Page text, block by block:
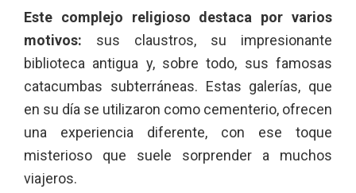
Este complejo religioso destaca por varios
motivos: sus claustros, su impresionante
biblioteca antigua y, sobre todo, sus famosas
catacumbas subterráneas. Estas galerías, que
en su día se utilizaron como cementerio, ofrecen
una experiencia diferente, con ese toque
misterioso que suele sorprender a muchos
viajeros.